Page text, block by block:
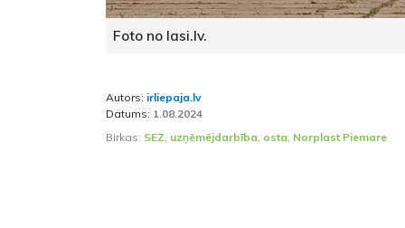
Foto no lasi.lv.
Autors: irliepaja.lv
Datums: 1.08.2024
Birkas: SEZ, uzņēmējdarbība, osta, Norplast Piemare